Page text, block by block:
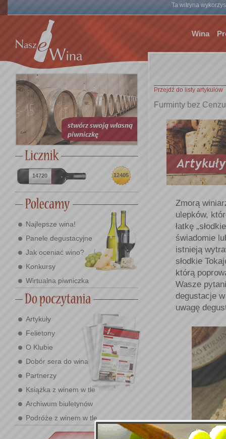
Ta witryna
Wina
14720 12405
Najlepsze wina!
Panele degustacyjne
Jak oceniać wino?
Konkursy
Wirtualna piwniczka
Artykuły
Felietony
O Klubie
Dobór sera do wina
Partnerzy
Książka z winem w tle
Archiwum biuletynów
Podróże z winem w tle
Przejdź do listy artykułów
Furminty bez
Zmorą
ulepków,
łatkę
świadomie
istnieją
słodkie
którą
Wasze
degustacje
uwagę